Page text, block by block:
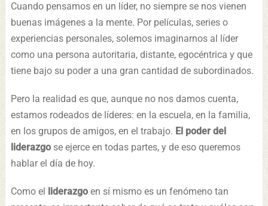
Cuando pensamos en un líder, no siempre se nos vienen
buenas imágenes a la mente. Por películas, series o
experiencias personales, solemos imaginarnos al líder
como una persona autoritaria, distante, egocéntrica y que
tiene bajo su poder a una gran cantidad de subordinados.
Pero la realidad es que, aunque no nos damos cuenta,
estamos rodeados de líderes: en la escuela, en la familia,
en los grupos de amigos, en el trabajo. El poder del
liderazgose ejerce en todas partes, y de eso queremos
hablar el día de hoy.
Como el liderazgo en sí mismo es un fenómeno tan